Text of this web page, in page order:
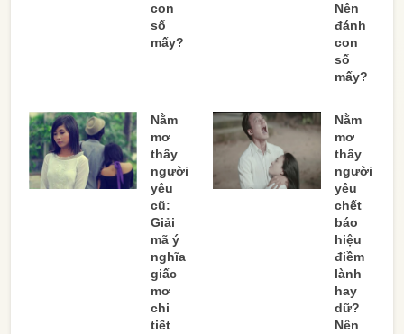
con
số
mấy?
Nên
đánh
con
số
mấy?
Nằm
mơ
thấy
người
yêu
cũ:
Giải
mã ý
nghĩa
giấc
mơ
chi
tiết
Nằm
mơ
thấy
người
yêu
chết
báo
hiệu
điềm
lành
hay
dữ?
Nên